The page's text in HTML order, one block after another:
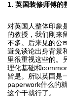
1. 英国装修师傅的
对英国人整体印象
的教授，我们刚来
不多。后来见的公
避免谈论出身背景
里很重视这些的。
理化基础和
皆是。所以英国是
paperwork什么的
这个干就行了。